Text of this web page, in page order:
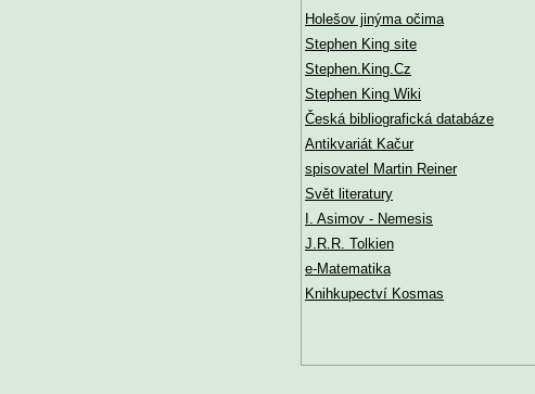
Holešov jinýma očima
Stephen King site
Stephen.King.Cz
Stephen King Wiki
Česká bibliografická databáze
Antikvariát Kačur
spisovatel Martin Reiner
Svět literatury
I. Asimov - Nemesis
J.R.R. Tolkien
e-Matematika
Knihkupectví Kosmas